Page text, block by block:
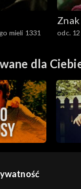
mieli 1331
Znak
odc.
dla